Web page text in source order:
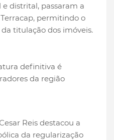
distrital, passaram a
permitindo o
titulação dos imóveis.
definitiva é
da região
Reis destacou a
da regularização